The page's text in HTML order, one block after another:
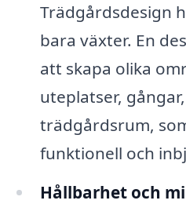
Trädgårdsdesign
bara växter. En
att skapa olika
uteplatser,
trädgårdsrum,
funktionell och
Hållbarhet och